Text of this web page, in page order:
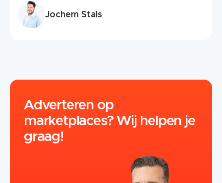
Jochem Stals
Adverteren op
marketplaces? Wij helpen je
graag!